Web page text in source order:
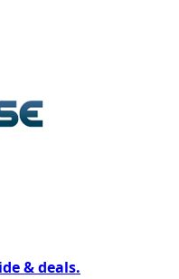
& deals.